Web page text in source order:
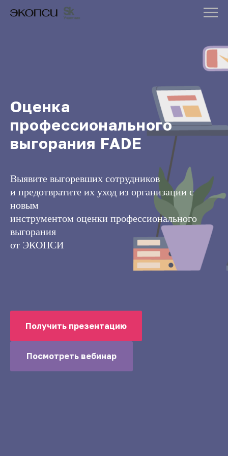
Оценка
профессионального
выгорания FADE
Выявите выгоревших сотрудников
и предотвратите их уход из организации с
новым
инструментом оценки профессионального
выгорания
от ЭКОПСИ
Получить презентацию
Посмотреть вебинар